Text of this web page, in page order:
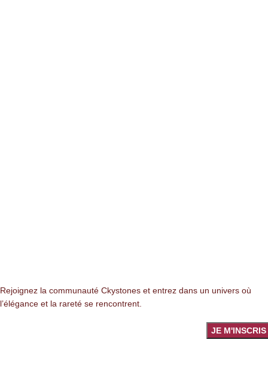
Rejoignez la communauté Ckystones et entrez dans un univers où
l’élégance et la rareté se rencontrent.